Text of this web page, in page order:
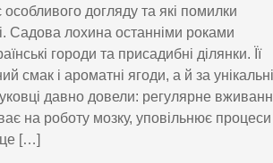
догляду та які помилки
Садова лохина останніми роками
городи та присадибні ділянки. Її
смак і ароматні ягоди, а й за унікальні
давно довели: регулярне
на роботу мозку, уповільнює процеси
[…]